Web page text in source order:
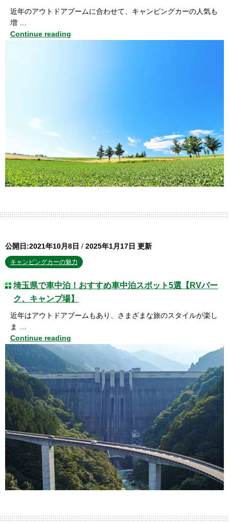
近年のアウトドアブームに合わせて、キャンピングカーの人気も
増 …
Continue reading
公開日:2021年10月8日 / 2025年1月17日 更新
キャンピングカーの魅力
埼玉県で車中泊！おすすめ車中泊スポット5選【RVパー
ク、キャンプ場】
近年はアウトドアブームもあり、さまざまな旅のスタイルが楽し
ま …
Continue reading